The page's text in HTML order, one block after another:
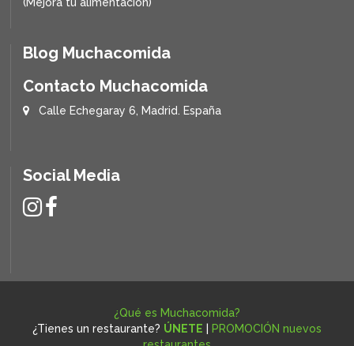
Blog Muchacomida
Contacto Muchacomida
Calle Echegaray 6, Madrid. España
Social Media
¿Qué es Muchacomida?
¿Tienes un restaurante? ÚNETE
PROMOCIÓN nuevos